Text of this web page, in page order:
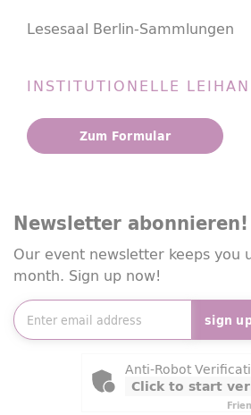
Lesesaal Berlin-Sammlungen
INSTITUTIONELLE
Zum Formular
Newsletter abonnieren!
Our event newsletter keeps you
month. Sign up now!
sign
Friendly Captcha
Anti-Robot
Click to start